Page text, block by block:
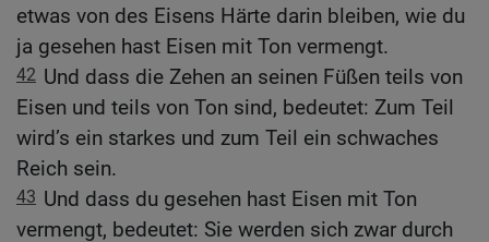
etwas von des Eisens Härte darin bleiben, wie du
ja gesehen hast Eisen mit Ton vermengt.
42 Und dass die Zehen an seinen Füßen teils von
Eisen und teils von Ton sind, bedeutet: Zum Teil
wird’s ein starkes und zum Teil ein schwaches
Reich sein.
43 Und dass du gesehen hast Eisen mit Ton
vermengt, bedeutet: Sie werden sich zwar durch